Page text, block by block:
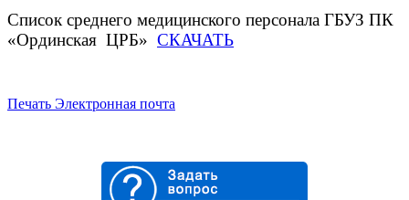
Список среднего медицинского персонала ГБУЗ ПК
«Ординская ЦРБ» СКАЧАТЬ
Печать Электронная почта